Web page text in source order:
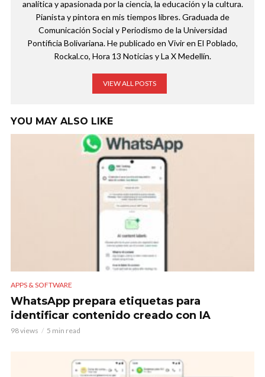
analítica y apasionada por la ciencia, la educación y la cultura.
Pianista y pintora en mis tiempos libres. Graduada de
Comunicación Social y Periodismo de la Universidad
Pontificia Bolivariana. He publicado en Vivir en El Poblado,
Rockal.co, Hora 13 Noticias y La X Medellín.
VIEW ALL POSTS
YOU MAY ALSO LIKE
APPS & SOFTWARE
WhatsApp prepara etiquetas para
identificar contenido creado con IA
98 views 5 min read